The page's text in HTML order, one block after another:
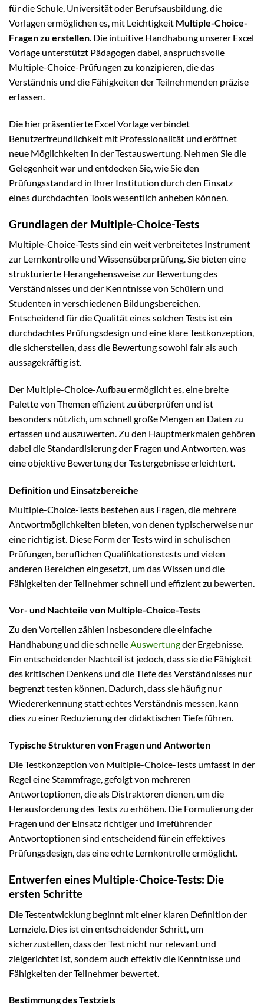
für die Schule, Universität oder Berufsausbildung, die
Vorlagen ermöglichen es, mit Leichtigkeit Multiple-Choice-
Fragen zu erstellen. Die intuitive Handhabung unserer Excel
Vorlage unterstützt Pädagogen dabei, anspruchsvolle
Multiple-Choice-Prüfungen zu konzipieren, die das
Verständnis und die Fähigkeiten der Teilnehmenden präzise
erfassen.
Die hier präsentierte Excel Vorlage verbindet
Benutzerfreundlichkeit mit Professionalität und eröffnet
neue Möglichkeiten in der Testauswertung. Nehmen Sie die
Gelegenheit war und entdecken Sie, wie Sie den
Prüfungsstandard in Ihrer Institution durch den Einsatz
eines durchdachten Tools wesentlich anheben können.
Grundlagen der Multiple-Choice-Tests
Multiple-Choice-Tests sind ein weit verbreitetes Instrument
zur Lernkontrolle und Wissensüberprüfung. Sie bieten eine
strukturierte Herangehensweise zur Bewertung des
Verständnisses und der Kenntnisse von Schülern und
Studenten in verschiedenen Bildungsbereichen.
Entscheidend für die Qualität eines solchen Tests ist ein
durchdachtes Prüfungsdesign und eine klare Testkonzeption,
die sicherstellen, dass die Bewertung sowohl fair als auch
aussagekräftig ist.
Der Multiple-Choice-Aufbau ermöglicht es, eine breite
Palette von Themen effizient zu überprüfen und ist
besonders nützlich, um schnell große Mengen an Daten zu
erfassen und auszuwerten. Zu den Hauptmerkmalen gehören
dabei die Standardisierung der Fragen und Antworten, was
eine objektive Bewertung der Testergebnisse erleichtert.
Definition und Einsatzbereiche
Multiple-Choice-Tests bestehen aus Fragen, die mehrere
Antwortmöglichkeiten bieten, von denen typischerweise nur
eine richtig ist. Diese Form der Tests wird in schulischen
Prüfungen, beruflichen Qualifikationstests und vielen
anderen Bereichen eingesetzt, um das Wissen und die
Fähigkeiten der Teilnehmer schnell und effizient zu bewerten.
Vor- und Nachteile von Multiple-Choice-Tests
Zu den Vorteilen zählen insbesondere die einfache
Handhabung und die schnelleAuswertungder Ergebnisse.
Ein entscheidender Nachteil ist jedoch, dass sie die Fähigkeit
des kritischen Denkens und die Tiefe des Verständnisses nur
begrenzt testen können. Dadurch, dass sie häufig nur
Wiedererkennung statt echtes Verständnis messen, kann
dies zu einer Reduzierung der didaktischen Tiefe führen.
Typische Strukturen von Fragen und Antworten
Die Testkonzeption von Multiple-Choice-Tests umfasst in der
Regel eine Stammfrage, gefolgt von mehreren
Antwortoptionen, die als Distraktoren dienen, um die
Herausforderung des Tests zu erhöhen. Die Formulierung der
Fragen und der Einsatz richtiger und irreführender
Antwortoptionen sind entscheidend für ein effektives
Prüfungsdesign, das eine echte Lernkontrolle ermöglicht.
Entwerfen eines Multiple-Choice-Tests: Die
ersten Schritte
Die Testentwicklung beginnt mit einer klaren Definition der
Lernziele. Dies ist ein entscheidender Schritt, um
sicherzustellen, dass der Test nicht nur relevant und
zielgerichtet ist, sondern auch effektiv die Kenntnisse und
Fähigkeiten der Teilnehmer bewertet.
Bestimmung des Testziels